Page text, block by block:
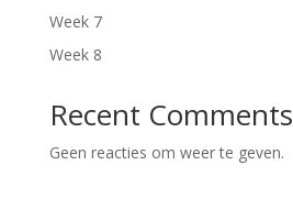
Week 7
Week 8
Recent Comments
Geen reacties om weer te geven.